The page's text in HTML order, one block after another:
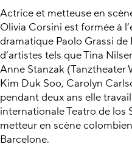
Actrice et metteuse en
Olivia Corsini est formée à
dramatique Paolo Grassi
d’artistes tels que Tina
Anne Stanzak (Tanztheater
Kim Duk Soo, Carolyn
pendant deux ans elle
internationale Teatro de los
metteur en scène
Barcelone.